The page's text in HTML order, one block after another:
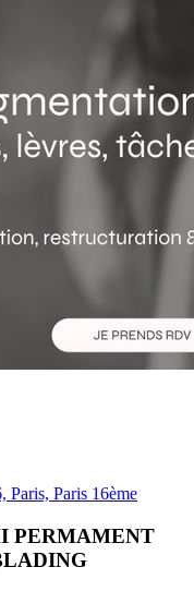
Paris, Paris 16ème
PERMAMENT